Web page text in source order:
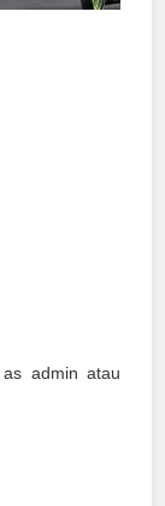
admin atau